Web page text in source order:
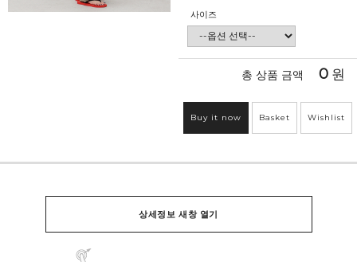
사이즈
총 상품 금액 0 원
Buy it now Basket Wishlist
상세정보 새창 열기